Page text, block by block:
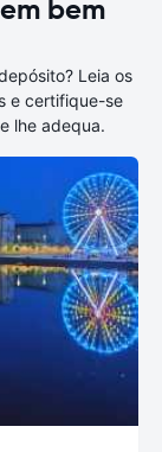
bem
Leia os
e certifique-se
lhe adequa.